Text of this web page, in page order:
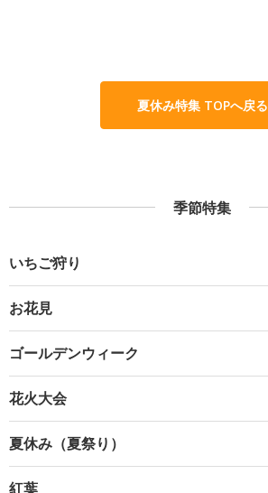
夏休み特集 TOPへ戻る
季節特集
いちご狩り
お花見
ゴールデンウィーク
花火大会
夏休み（夏祭り）
紅葉